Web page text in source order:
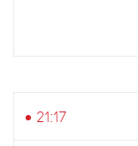
21:17